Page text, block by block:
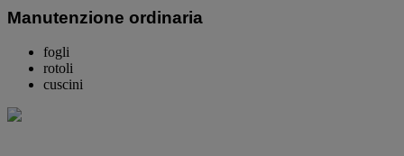
Manutenzione ordinaria
fogli
rotoli
cuscini